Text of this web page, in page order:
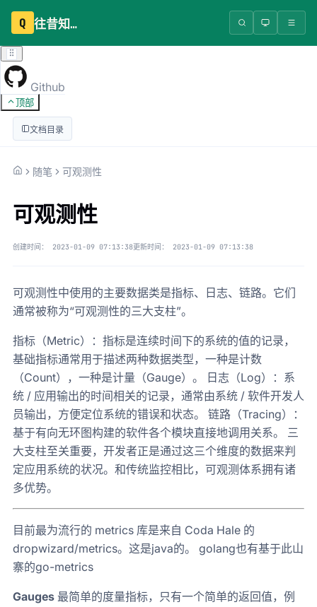
Q 往昔知识库
Github
顶部
文档目录
随笔 可观测性
可观测性
创建时间： 2023-01-09 07:13:38更新时间： 2023-01-09 07:13:38
可观测性中使用的主要数据类是指标、日志、链路。它们
通常被称为“可观测性的三大支柱”。
指标（Metric）：指标是连续时间下的系统的值的记录，
基础指标通常用于描述两种数据类型，一种是计数
（Count），一种是计量（Gauge）。 日志（Log）：系
统 / 应用输出的时间相关的记录，通常由系统 / 软件开发人
员输出，方便定位系统的错误和状态。 链路（Tracing）：
基于有向无环图构建的软件各个模块直接地调用关系。 三
大支柱至关重要，开发者正是通过这三个维度的数据来判
定应用系统的状况。和传统监控相比，可观测体系拥有诸
多优势。
目前最为流行的 metrics 库是来自 Coda Hale 的
dropwizard/metrics。这是java的。 golang也有基于此山
寨的go-metrics
Gauges 最简单的度量指标，只有一个简单的返回值，例